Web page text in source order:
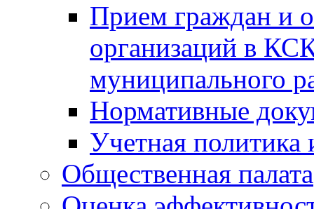
Прием граждан и
организаций в
муниципального
Нормативные
Учетная политика
Общественная палата